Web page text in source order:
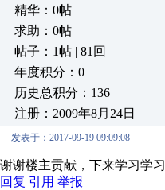
精华：0帖
求助：0帖
帖子：1帖 | 81回
年度积分：0
历史总积分：136
注册：2009年8月24日
发表于：2017-09-19 09:09:08
谢谢楼主贡献，下来学习学习
回复 引用 举报